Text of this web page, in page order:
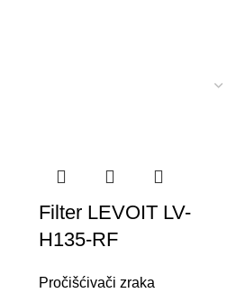
Filter LEVOIT LV-
H135-RF
Pročišćivači zraka